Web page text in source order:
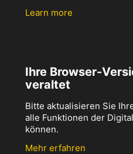
Learn more
Ihre Browser-
veraltet
Bitte aktualisieren Sie
alle Funktionen der
können.
Mehr erfahren